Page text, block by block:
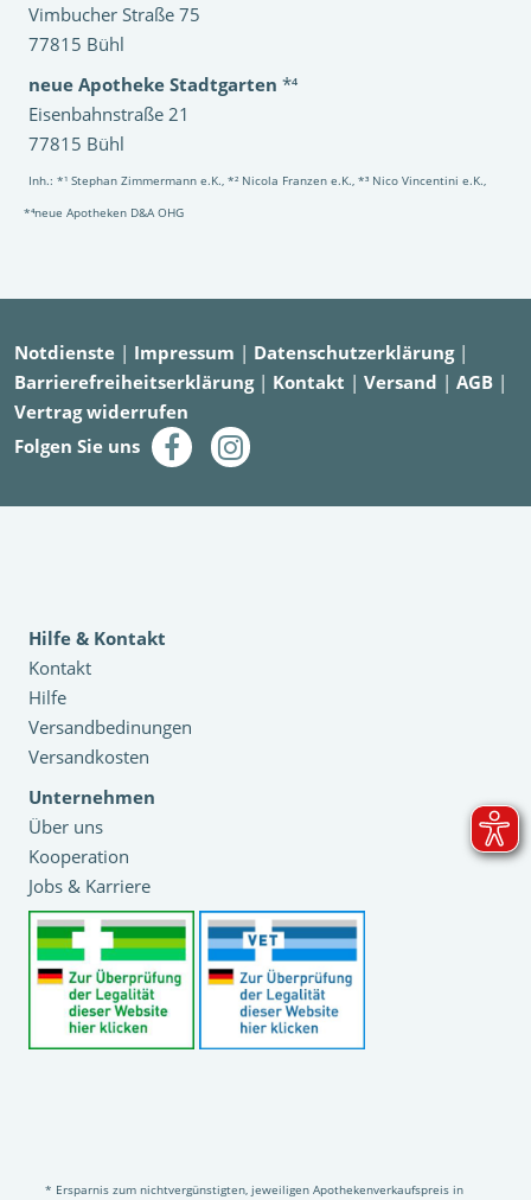
Vimbucher Straße 75
77815 Bühl
neue Apotheke Stadtgarten *⁴
Eisenbahnstraße 21
77815 Bühl
Inh.: *¹ Stephan Zimmermann e.K., *² Nicola Franzen e.K., *³ Nico Vincentini e.K.,
*⁴neue Apotheken D&A OHG
Notdienste | Impressum | Datenschutzerklärung|
Barrierefreiheitserklärung| Kontakt | Versand | AGB |
Vertrag widerrufen
Folgen Sie uns
Hilfe & Kontakt
Kontakt
Hilfe
Versandbedinungen
Versandkosten
Unternehmen
Über uns
Kooperation
Jobs & Karriere
* Ersparnis zum nichtvergünstigten, jeweiligen Apothekenverkaufspreis in